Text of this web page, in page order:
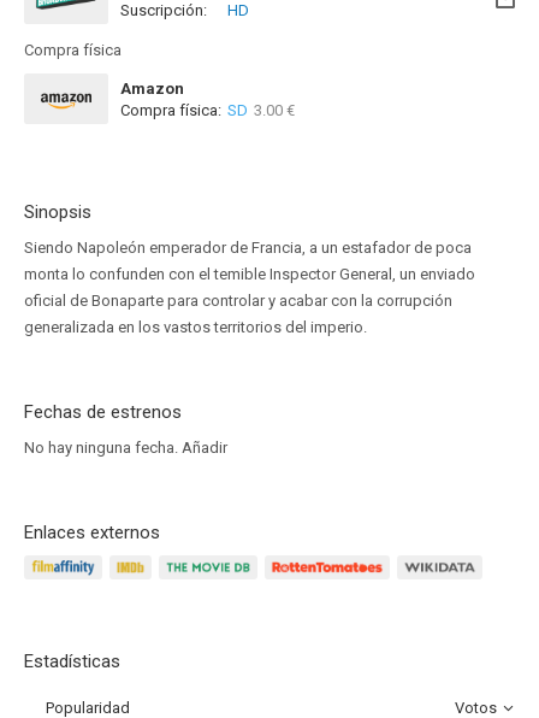
Suscripción:
HD
Compra física
Amazon
Compra física: SD 3.00 €
Sinopsis
Siendo Napoleón emperador de Francia, a un estafador de poca
monta lo confunden con el temible Inspector General, un enviado
oficial de Bonaparte para controlar y acabar con la corrupción
generalizada en los vastos territorios del imperio.
Fechas de estrenos
No hay ninguna fecha. Añadir
Enlaces externos
Estadísticas
Popularidad Votos